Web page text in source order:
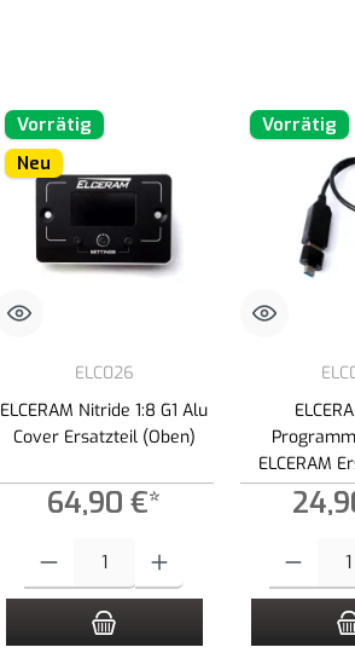
Vorrätig
Neu
ELC026
ELCERAM Nitride 1:8 G1 Alu
Cover Ersatzteil (Oben)
64,90 €*
Vorrätig
ELCERAM
Nitride &